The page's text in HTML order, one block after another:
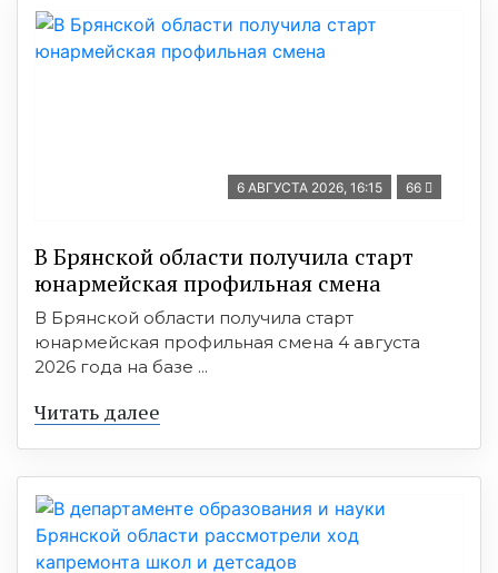
6 АВГУСТА 2026, 16:15 66
В Брянской области получила старт
юнармейская профильная смена
В Брянской области получила старт
юнармейская профильная смена 4 августа
2026 года на базе ...
Читать далее